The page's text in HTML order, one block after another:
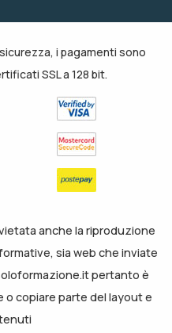
i pagamenti sono
SSL a 128 bit.
anche la riproduzione
sia web che inviate
pertanto è
copiare parte del layout e